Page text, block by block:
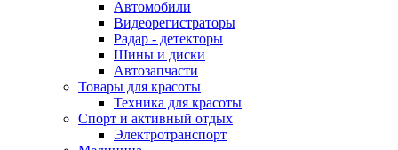
Автомобили
Видеорегистраторы
Радар - детекторы
Шины и диски
Автозапчасти
Товары для красоты
Техника для красоты
Спорт и активный отдых
Электротранспорт